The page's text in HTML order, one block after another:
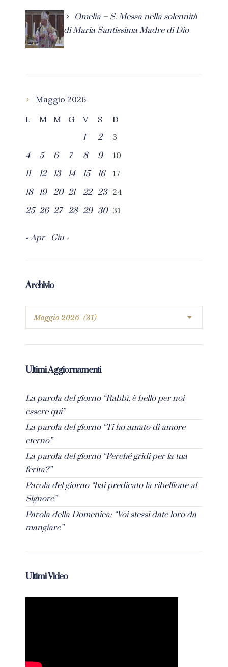
Omelia – S. Messa nella solennità
di Maria Santissima Madre di Dio
Maggio 2026
L
M M G V S
D
1
2
3
4
5 6 7 8 9
10
11
12 13 14 15 16
17
18
19 20 21 22 23 24
25 26 27 28 29 30 31
« Apr Giu »
Archivio
Ultimi Aggiornamenti
La parola del giorno “Rabbì, è bello per noi
essere qui”
La parola del giorno “Ti ho amato di amore
eterno”
La parola del giorno “Perché gridi per la tua
ferita?”
Parola del giorno “hai predicato la ribellione al
Signore”
Parola della Domenica: “Voi stessi date loro da
mangiare”
Ultimi Video